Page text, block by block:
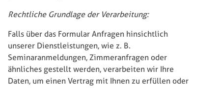
Rechtliche Grundlage der Verarbeitung:
Falls über das Formular Anfragen hinsichtlich
unserer Dienstleistungen, wie z. B.
Seminaranmeldungen, Zimmeranfragen oder
ähnliches gestellt werden, verarbeiten wir Ihre
Daten, um einen Vertrag mit Ihnen zu erfüllen oder